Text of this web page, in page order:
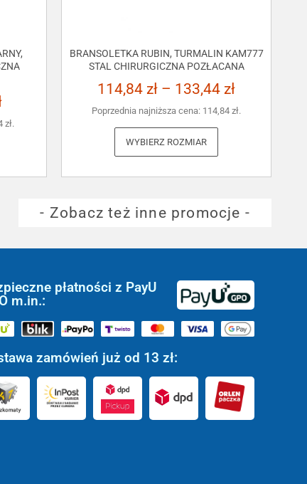
zł.
BRANSOLETKA RUBIN, TURMALIN KAM777
STAL CHIRURGICZNA POZŁACANA
114,84 zł – 133,44 zł
Poprzednia najniższa cena: 114,84 zł.
WYBIERZ ROZMIAR
- Zobacz też inne promocje -
płatności z PayU
m.in.:
zamówień już od 13 zł: